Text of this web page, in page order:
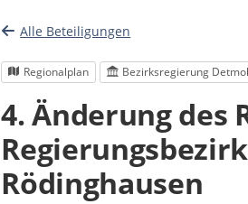
Alle Beteiligungen
Regionalplan Bezirksregierung
4. Änderung des
Rödinghausen